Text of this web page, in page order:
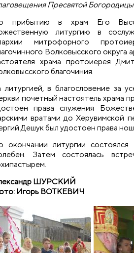
Пресвятой
прибытию в храм Его
литургию в
митрофорного
Волковысского округа
храма протоиерея
благочиния.
литургией, в благословение за
почетный настоятель храма
права служения
вратами до Херувимской
Дешук был удостоен права
окончании литургии
Затем состоялась
ШУРСКИЙ
Игорь ВОТКЕВИЧ